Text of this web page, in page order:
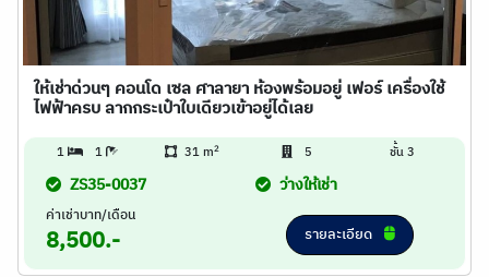
ให้เช่าด่วนๆ คอนโด เซล ศาลายา ห้องพร้อมอยู่ เฟอร์ เครื่องใช้
ไฟฟ้าครบ ลากกระเป๋าใบเดียวเข้าอยู่ได้เลย
1 1 31 m2 5 ชั้น 3
ZS35-0037 ว่างให้เช่า
ค่าเช่าบาท/เดือน
8,500.- รายละเอียด